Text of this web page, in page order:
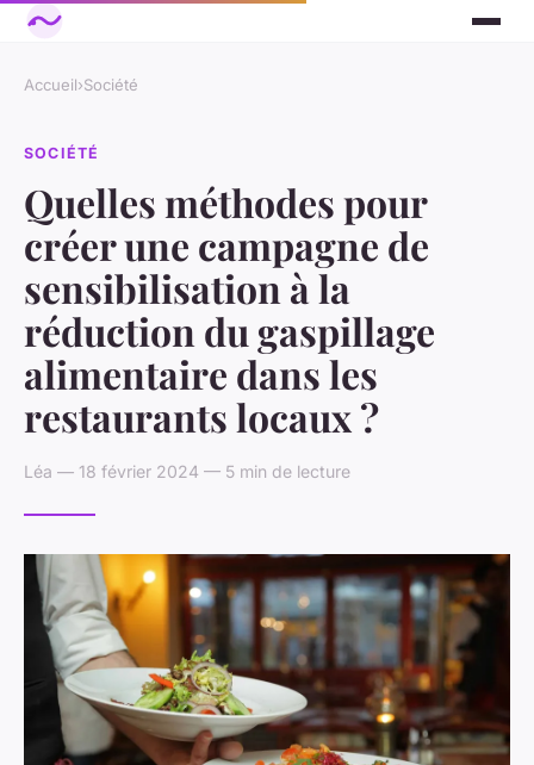
Accueil›Société
SOCIÉTÉ
Quelles méthodes pour
créer une campagne de
sensibilisation à la
réduction du gaspillage
alimentaire dans les
restaurants locaux ?
Léa — 18 février 2024 — 5 min de lecture